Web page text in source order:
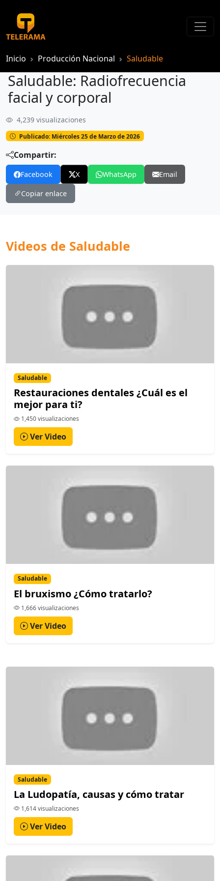
Inicio Producción Nacional Saludable
Saludable: Radiofrecuencia
facial y corporal
Saludable: Radiofrecuencia facial y corporal
4,239 visualizaciones
Publicado: Miércoles 25 de Marzo de 2026
Compartir:
Facebook X WhatsApp Email
Copiar enlace
Videos de Saludable
Saludable
Restauraciones dentales ¿Cuál es el
mejor para ti?
1,450 visualizaciones
Ver Video
Saludable
El bruxismo ¿Cómo tratarlo?
1,666 visualizaciones
Ver Video
Saludable
La Ludopatía, causas y cómo tratar
1,614 visualizaciones
Ver Video